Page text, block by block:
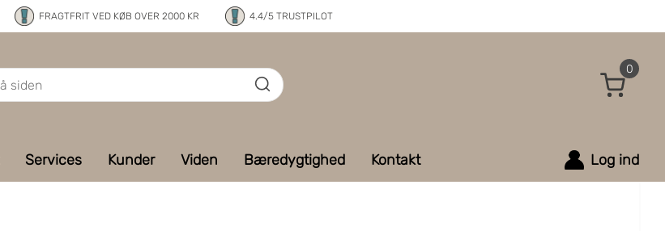
FRAGTFRIT VED KØB OVER 2000 KR 4.4/5 TRUSTPILOT
0
Services Kunder Viden Bæredygtighed Kontakt Log ind